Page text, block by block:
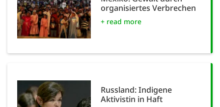
organisiertes Verbrechen
+ read more
Russland: Indigene
Aktivistin in Haft